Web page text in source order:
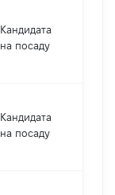
Кандидата
на посаду
Кандидата
на посаду